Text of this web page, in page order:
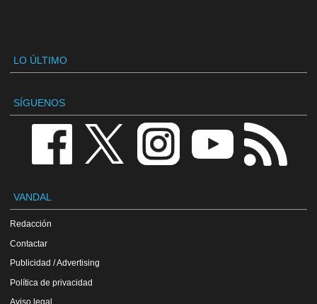
LO ÚLTIMO
SÍGUENOS
VANDAL
Redacción
Contactar
Publicidad / Advertising
Política de privacidad
Aviso legal